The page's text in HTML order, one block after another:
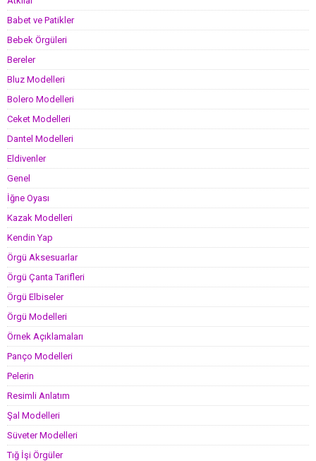
Babet ve Patikler
Bebek Örgüleri
Bereler
Bluz Modelleri
Bolero Modelleri
Ceket Modelleri
Dantel Modelleri
Eldivenler
Genel
İğne Oyası
Kazak Modelleri
Kendin Yap
Örgü Aksesuarlar
Örgü Çanta Tarifleri
Örgü Elbiseler
Örgü Modelleri
Örnek Açıklamaları
Panço Modelleri
Pelerin
Resimli Anlatım
Şal Modelleri
Süveter Modelleri
Tığ İşi Örgüler